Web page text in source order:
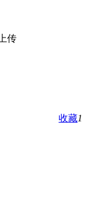
传
收藏1